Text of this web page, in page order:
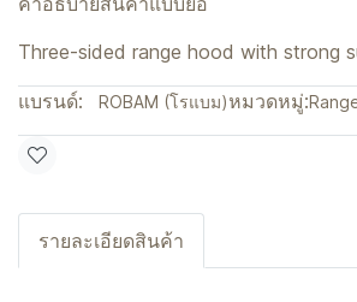
Three-sided range hood with strong
แบรนด์: ROBAM (โรแบม)หมวดหมู่:
รายละเอียดสินค้า